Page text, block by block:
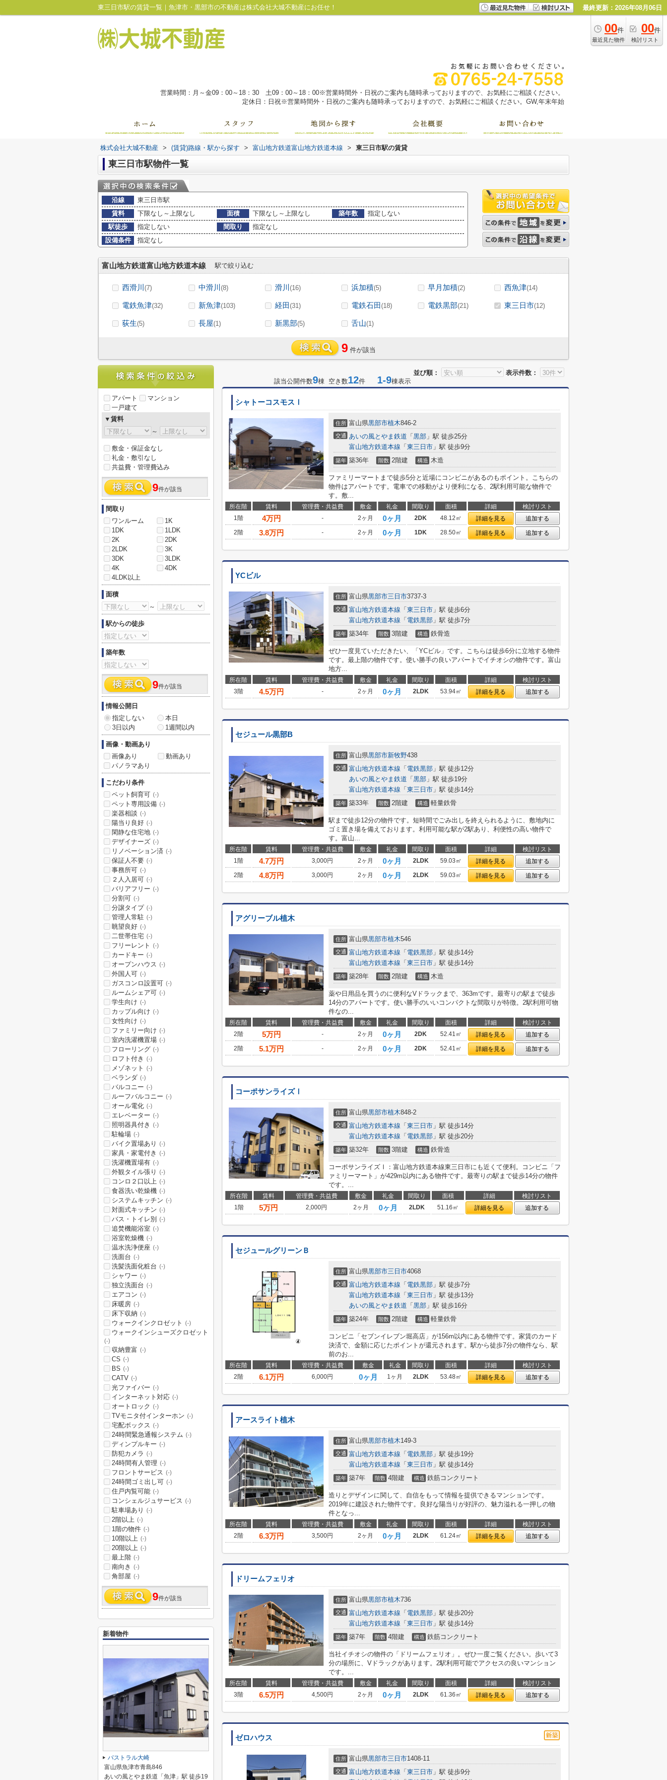
東三日市駅の賃貸一覧｜魚津市・黒部市の不動産は株式会社大城不動産にお任せ！ 最終更新：2026年08月06日
00件
最近見た物件
00件
検討リスト
営業時間：月～金09：00～18：30 土09：00～18：00※営業時間外・日祝のご案内も随時承っておりますので、お気軽にご相談ください。
定休日：日祝※営業時間外・日祝のご案内も随時承っておりますので、お気軽にご相談ください。GW,年末年始
株式会社大城不動産 > (賃貸)路線・駅から探す > 富山地方鉄道富山地方鉄道本線 > 東三日市駅の賃貸
東三日市駅物件一覧
沿線
東三日市駅
賃料
下限なし～上限なし 面積 下限なし～上限なし 築年数
指定しない
駅徒歩
指定しない 間取り
指定なし
設備条件
指定なし
富山地方鉄道富山地方鉄道本線 駅で絞り込む
西滑川 (7) 中滑川 (8) 滑川 (16) 浜加積(5) 早月加積(2) 西魚津(14)
電鉄魚津(32) 新魚津(103) 経田(31) 電鉄石田(18) 電鉄黒部(21) 東三日市(12)
荻生(5) 長屋(1) 新黒部(5) 舌山(1)
9 件が該当
並び順：
表示件数：
該当公開件数9棟 空き数12件 1-9棟表示
シャトーコスモスⅠ
住所 富山県黒部市植木846-2
交通 あいの風とやま鉄道 「 黒部 」駅 徒歩25分
富山地方鉄道本線 「 東三日市 」駅 徒歩9分
築年 築36年 階数 2階建 構造 木造
ファミリーマートまで徒歩5分と近場にコンビニがあるのもポイント。こちらの
物件はアパートです。電車での移動がより便利になる、2駅利用可能な物件で
す。敷...
所在階 賃料 管理費・共益費 敷金 礼金 間取り 面積 詳細
検討リスト
1階
4万円 - 2ヶ月 0ヶ月 2DK 48.12㎡ 詳細を見る
追加する
2階
3.8万円 - 2ヶ月 0ヶ月 1DK 28.50㎡ 詳細を見る 追加する
YCビル
住所 富山県黒部市三日市3737-3
交通 富山地方鉄道本線 「 東三日市 」駅 徒歩6分
富山地方鉄道本線 「 電鉄黒部 」駅 徒歩7分
築年 築34年 階数 3階建 構造 鉄骨造
ぜひ一度見ていただきたい、「YCビル」です。こちらは徒歩6分に立地する物件
です。最上階の物件です。使い勝手の良いアパートでイチオシの物件です。富山
地方...
所在階 賃料 管理費・共益費 敷金 礼金 間取り 面積 詳細
検討リスト
3階
4.5万円 - 2ヶ月 0ヶ月 2LDK 53.94㎡ 詳細を見る 追加する
セジュール黒部B
住所 富山県黒部市新牧野438
交通 富山地方鉄道本線 「 電鉄黒部 」駅 徒歩12分
あいの風とやま鉄道 「 黒部 」駅 徒歩19分
富山地方鉄道本線 「 東三日市 」駅 徒歩14分
築年 築33年 階数 2階建 構造 軽量鉄骨
駅まで徒歩12分の物件です。短時間でごみ出しを終えられるように、敷地内に
ゴミ置き場を備えております。利用可能な駅が2駅あり、利便性の高い物件で
す。富山...
所在階 賃料 管理費・共益費 敷金 礼金 間取り 面積 詳細
検討リスト
1階
4.7万円 3,000円 2ヶ月 0ヶ月 2LDK 59.03㎡ 詳細を見る
追加する
2階
4.8万円 3,000円 2ヶ月 0ヶ月 2LDK 59.03㎡ 詳細を見る 追加する
アグリーブル植木
住所 富山県黒部市植木546
交通 富山地方鉄道本線 「 電鉄黒部 」駅 徒歩14分
富山地方鉄道本線 「 東三日市 」駅 徒歩14分
築年 築28年 階数 2階建 構造 木造
薬や日用品を買うのに便利なVドラックまで、363mです。最寄りの駅まで徒歩
14分のアパートです。使い勝手のいいコンパクトな間取りが特徴。2駅利用可物
件なの...
所在階 賃料 管理費・共益費 敷金 礼金 間取り 面積 詳細
検討リスト
2階
5万円 - 2ヶ月 0ヶ月 2DK 52.41㎡ 詳細を見る
追加する
2階
5.1万円 - 2ヶ月 0ヶ月 2DK 52.41㎡ 詳細を見る 追加する
コーポサンライズⅠ
住所 富山県黒部市植木848-2
交通 富山地方鉄道本線 「 東三日市 」駅 徒歩14分
富山地方鉄道本線 「 電鉄黒部 」駅 徒歩20分
築年 築32年 階数 3階建 構造 鉄骨造
コーポサンライズⅠ：富山地方鉄道本線東三日市にも近くて便利。コンビニ「フ
ァミリーマート」が429m以内にある物件です。最寄りの駅まで徒歩14分の物件
です。...
所在階 賃料 管理費・共益費 敷金 礼金 間取り 面積 詳細
検討リスト
1階
5万円 2,000円 2ヶ月 0ヶ月 2LDK 51.16㎡ 詳細を見る 追加する
セジュールグリーンＢ
住所 富山県黒部市三日市4068
交通 富山地方鉄道本線 「 電鉄黒部 」駅 徒歩7分
富山地方鉄道本線 「 東三日市 」駅 徒歩13分
あいの風とやま鉄道 「 黒部 」駅 徒歩16分
築年 築24年 階数 2階建 構造 軽量鉄骨
コンビニ「セブンイレブン堀高店」が156m以内にある物件です。家賃のカード
決済で、金額に応じたポイントが還元されます。駅から徒歩7分の物件なら、駅
前のお...
所在階 賃料 管理費・共益費 敷金 礼金 間取り 面積 詳細
検討リスト
2階
6.1万円 6,000円 0ヶ月 1ヶ月 2LDK 53.48㎡ 詳細を見る 追加する
アースライト植木
住所 富山県黒部市植木149-3
交通 富山地方鉄道本線 「 電鉄黒部 」駅 徒歩19分
富山地方鉄道本線 「 東三日市 」駅 徒歩14分
築年 築7年 階数 4階建 構造 鉄筋コンクリート
造りとデザインに関して、自信をもって情報を提供できるマンションです。
2019年に建設された物件です。良好な陽当りが好評の、魅力溢れる一押しの物
件となっ...
所在階 賃料 管理費・共益費 敷金 礼金 間取り 面積 詳細
検討リスト
2階
6.3万円 3,500円 2ヶ月 0ヶ月 2LDK 61.24㎡ 詳細を見る 追加する
ドリームフェリオ
住所 富山県黒部市植木736
交通 富山地方鉄道本線 「 電鉄黒部 」駅 徒歩20分
富山地方鉄道本線 「 東三日市 」駅 徒歩14分
築年 築7年 階数 4階建 構造 鉄筋コンクリート
当社イチオシの物件の「ドリームフェリオ」。ぜひ一度ご覧ください。歩いて3
分の場所に、Vドラックがあります。2駅利用可能でアクセスの良いマンション
です。...
所在階 賃料 管理費・共益費 敷金 礼金 間取り 面積 詳細
検討リスト
3階
6.5万円 4,500円 2ヶ月 0ヶ月 2LDK 61.36㎡ 詳細を見る 追加する
ゼロハウス
住所 富山県黒部市三日市1408-11
交通 富山地方鉄道本線 「 東三日市 」駅 徒歩9分
アパート
マンション
一戸建て
▼賃料
～
敷金・保証金なし
礼金・敷引なし
共益費・管理費込み
9件が該当
間取り
ワンルーム
1K
1DK
1LDK
2K
2DK
2LDK
3K
3DK
3LDK
4K
4DK
4LDK以上
面積
～
駅からの徒歩
築年数
9件が該当
情報公開日
指定しない
本日
3日以内
1週間以内
画像・動画あり
画像あり
動画あり
パノラマあり
こだわり条件
ペット飼育可 (-)
ペット専用設備 (-)
楽器相談 (-)
陽当り良好 (-)
閑静な住宅地 (-)
デザイナーズ (-)
リノベーション済 (-)
保証人不要 (-)
事務所可 (-)
２人入居可 (-)
バリアフリー (-)
分割可 (-)
分譲タイプ (-)
管理人常駐 (-)
眺望良好 (-)
二世帯住宅 (-)
フリーレント (-)
カードキー (-)
オープンハウス (-)
外国人可 (-)
ガスコンロ設置可 (-)
ルームシェア可 (-)
学生向け (-)
カップル向け (-)
女性向け (-)
ファミリー向け (-)
室内洗濯機置場 (-)
フローリング (-)
ロフト付き (-)
メゾネット (-)
ベランダ (-)
バルコニー (-)
ルーフバルコニー (-)
オール電化 (-)
エレベーター (-)
照明器具付き (-)
駐輪場 (-)
バイク置場あり (-)
家具・家電付き (-)
洗濯機置場有 (-)
外観タイル張り (-)
コンロ２口以上 (-)
食器洗い乾燥機 (-)
システムキッチン (-)
対面式キッチン (-)
バス・トイレ別 (-)
追焚機能浴室 (-)
浴室乾燥機 (-)
温水洗浄便座 (-)
洗面台 (-)
洗髪洗面化粧台 (-)
シャワー (-)
独立洗面台 (-)
エアコン (-)
床暖房 (-)
床下収納 (-)
ウォークインクロゼット (-)
ウォークインシューズクロゼット
(-)
収納豊富 (-)
CS (-)
BS (-)
CATV (-)
光ファイバー (-)
インターネット対応 (-)
オートロック (-)
TVモニタ付インターホン (-)
宅配ボックス (-)
24時間緊急通報システム (-)
ディンプルキー (-)
防犯カメラ (-)
24時間有人管理 (-)
フロントサービス (-)
24時間ゴミ出し可 (-)
住戸内覧可能 (-)
コンシェルジュサービス (-)
駐車場あり (-)
2階以上 (-)
1階の物件 (-)
10階以上 (-)
20階以上 (-)
最上階 (-)
南向き (-)
角部屋 (-)
9件が該当
新着物件
パストラル大崎
富山県魚津市青島846
あいの風とやま鉄道「魚津」駅 徒歩19